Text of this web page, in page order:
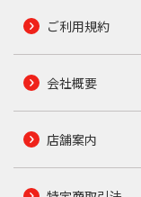
ご利用規約
会社概要
店舗案内